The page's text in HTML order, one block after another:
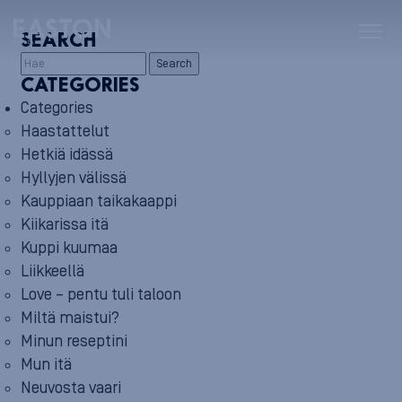
SEARCH
Search
CATEGORIES
Categories
Haastattelut
Hetkiä idässä
Hyllyjen välissä
Kauppiaan taikakaappi
Kiikarissa itä
Kuppi kuumaa
Liikkeellä
Love – pentu tuli taloon
Miltä maistui?
Minun reseptini
Mun itä
Neuvosta vaari